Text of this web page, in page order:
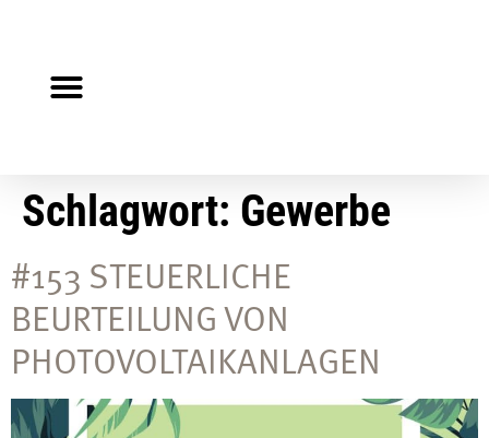
Schlagwort: Gewerbe
#153 STEUERLICHE
BEURTEILUNG VON
PHOTOVOLTAIKANLAGEN